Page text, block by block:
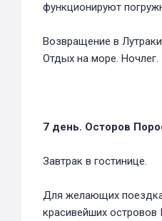
функционируют
Возвращение в
Отдых на море. Ночлег.
7 день. Осторов
Завтрак в гостинице.
Для желающих
красивейших